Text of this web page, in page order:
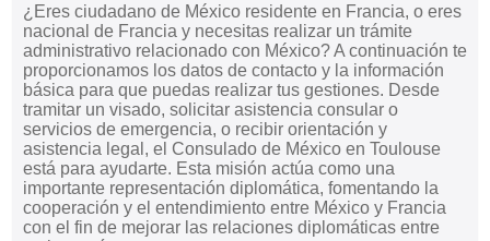
¿Eres ciudadano de México residente en Francia, o eres
nacional de Francia y necesitas realizar un trámite
administrativo relacionado con México? A continuación te
proporcionamos los datos de contacto y la información
básica para que puedas realizar tus gestiones. Desde
tramitar un visado, solicitar asistencia consular o
servicios de emergencia, o recibir orientación y
asistencia legal, el Consulado de México en Toulouse
está para ayudarte. Esta misión actúa como una
importante representación diplomática, fomentando la
cooperación y el entendimiento entre México y Francia
con el fin de mejorar las relaciones diplomáticas entre